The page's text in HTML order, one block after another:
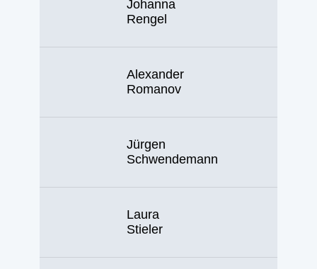
Johanna
Rengel
Alexander
Romanov
Jürgen
Schwendemann
Laura
Stieler